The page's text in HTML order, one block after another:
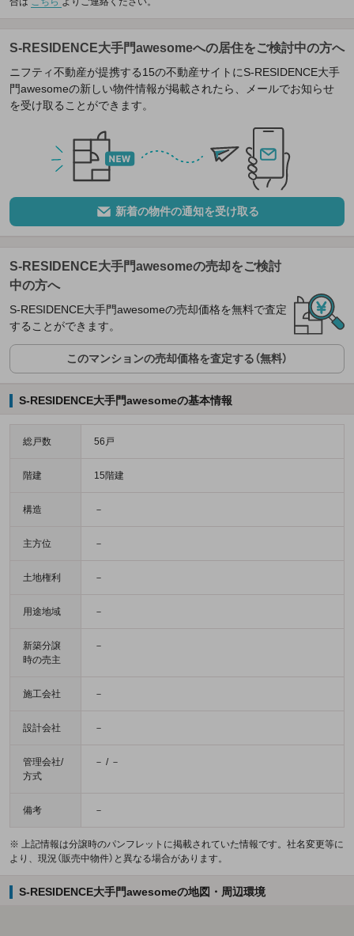
S-RESIDENCE大手門awesomeへの居住をご検討中の方へ
ニフティ不動産が提携する15の不動産サイトにS-RESIDENCE大手
門awesomeの新しい物件情報が掲載されたら、メールでお知らせ
を受け取ることができます。
新着の物件の通知を受け取る
S-RESIDENCE大手門awesomeの売却をご検討
中の方へ
S-RESIDENCE大手門awesomeの売却価格を無料で査定
することができます。
このマンションの売却価格を査定する（無料）
S-RESIDENCE大手門awesomeの基本情報
総戸数 56戸
階建 15階建
構造 －
主方位 －
土地権利 －
用途地域 －
新築分譲
時の売主
－
施工会社 －
設計会社 －
管理会社/
方式
－ / －
備考 －
※ 上記情報は分譲時のパンフレットに掲載されていた情報です。社名変更等に
より、現況（販売中物件）と異なる場合があります。
S-RESIDENCE大手門awesomeの地図・周辺環境